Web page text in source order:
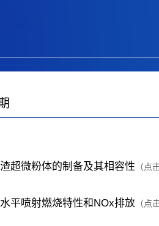
超微粉体的制备及其相容性 （点
平喷射燃烧特性和NOx排放 （点